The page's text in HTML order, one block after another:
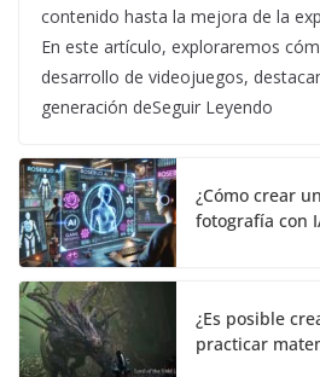
contenido hasta la mejora de la
En este artículo, exploraremos
desarrollo de videojuegos,
generación deSeguir Leyendo
¿Cómo crear
fotografía con
¿Es posible
practicar